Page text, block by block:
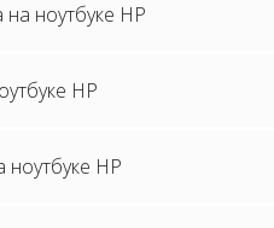
ноутбуке HP
HP
HP